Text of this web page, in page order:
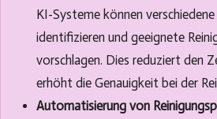
KI-Systeme können
identifizieren und geeignete
vorschlagen. Dies reduziert den
erhöht die Genauigkeit bei der
Automatisierung von